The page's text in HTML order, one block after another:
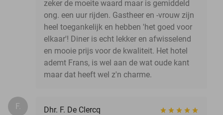
zeker de moeite waard maar is gemiddeld
ong. een uur rijden. Gastheer en -vrouw zijn
heel toegankelijk en hebben 'het goed voor
elkaar'! Diner is echt lekker en afwisselend
en mooie prijs voor de kwaliteit. Het hotel
ademt Frans, is wel aan de wat oude kant
maar dat heeft wel z'n charme.
F.
Dhr. F. De Clercq